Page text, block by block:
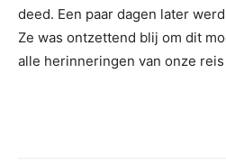
deed. Een paar dagen later
Ze was ontzettend blij om dit
alle herinneringen van onze